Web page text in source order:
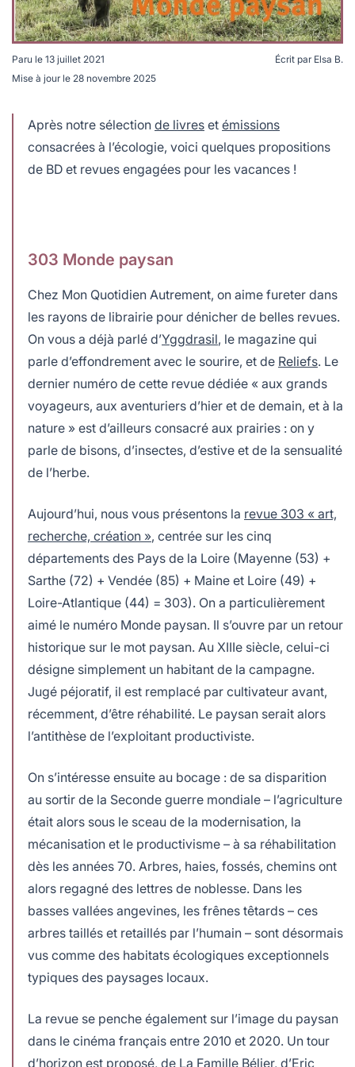
Paru le 13 juillet 2021
Mise à jour le 28 novembre 2025
Écrit par Elsa B.
Après notre sélection de livres et émissions
consacrées à l’écologie, voici quelques propositions
de BD et revues engagées pour les vacances !
303 Monde paysan
Chez Mon Quotidien Autrement, on aime fureter dans
les rayons de librairie pour dénicher de belles revues.
On vous a déjà parlé d’Yggdrasil, le magazine qui
parle d’effondrement avec le sourire, et de Reliefs. Le
dernier numéro de cette revue dédiée « aux grands
voyageurs, aux aventuriers d’hier et de demain, et à la
nature » est d’ailleurs consacré aux prairies : on y
parle de bisons, d’insectes, d’estive et de la sensualité
de l’herbe.
Aujourd’hui, nous vous présentons la revue 303 « art,
recherche, création », centrée sur les cinq
départements des Pays de la Loire (Mayenne (53) +
Sarthe (72) + Vendée (85) + Maine et Loire (49) +
Loire-Atlantique (44) = 303). On a particulièrement
aimé le numéro Monde paysan. Il s’ouvre par un retour
historique sur le mot paysan. Au XIIIe siècle, celui-ci
désigne simplement un habitant de la campagne.
Jugé péjoratif, il est remplacé par cultivateur avant,
récemment, d’être réhabilité. Le paysan serait alors
l’antithèse de l’exploitant productiviste.
On s’intéresse ensuite au bocage : de sa disparition
au sortir de la Seconde guerre mondiale – l’agriculture
était alors sous le sceau de la modernisation, la
mécanisation et le productivisme – à sa réhabilitation
dès les années 70. Arbres, haies, fossés, chemins ont
alors regagné des lettres de noblesse. Dans les
basses vallées angevines, les frênes têtards – ces
arbres taillés et retaillés par l’humain – sont désormais
vus comme des habitats écologiques exceptionnels
typiques des paysages locaux.
La revue se penche également sur l’image du paysan
dans le cinéma français entre 2010 et 2020. Un tour
d’horizon est proposé, de La Famille Bélier, d’Eric